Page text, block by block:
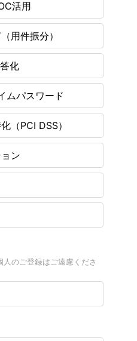
活用
用件振分）
化
ムパスワード
（PCI DSS）
ン
のご登録はご遠慮くださ